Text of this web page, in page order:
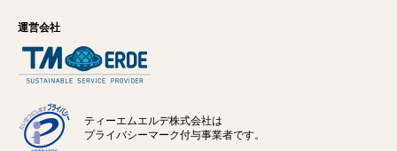
運営会社
ティーエムエルデ株式会社は
プライバシーマーク付与事業者です。